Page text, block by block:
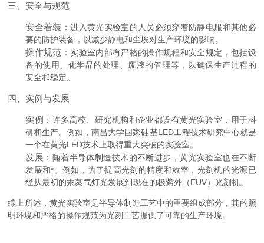
三、安全与规范
安全着装 ：进入黄光实验室的人员必须穿着防静电服和其他必
要的防护装备，以减少静电和尘埃对生产环境的影响。
操作规范 ：实验室内部有严格的操作规程和安全规定，包括设
备的使用、化学品的处理、废液的管理等，以确保生产过程的
安全和稳定。
四、实例与发展
实例 ：许多高校、研究机构和企业都设有黄光实验室，用于科
研和生产。例如，南昌大学国家硅基LED工程技术研究中心就是
一个在黄光LED技术上取得重大突破的实验室。
发展 ：随着半导体制造技术的不断进步，黄光实验室也在不断
发展和*。例如，为了提高光刻的精度和效率，光刻机的光源已
经从最初的汞蒸气灯光发展到现在的极紫外（EUV）光刻机。
综上所述，黄光实验室是半导体制造工艺中的重要组成部分，其的照
明环境和严格的操作规范为光刻工艺提供了可靠的生产环境。